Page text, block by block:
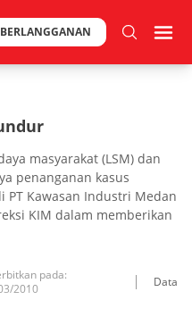
BERLANGGANAN
masyarakat (LSM) dan
penanganan kasus
PT Kawasan Industri Medan
KIM dalam memberikan
pada:
2010
Data